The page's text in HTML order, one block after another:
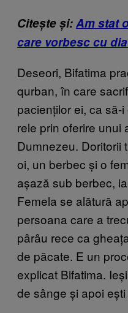
Citește și:Am stat
care vorbesc cu
Deseori, Bifatima
qurban, în care
pacienților ei, ca să-
rele prin oferire unui
Dumnezeu. Doritorii
oi, un berbec și o
așază sub berbec,
Femela se alătură
persoana care a
pârâu rece ca
de păcate. E un
explicat Bifatima.
de sânge și apoi